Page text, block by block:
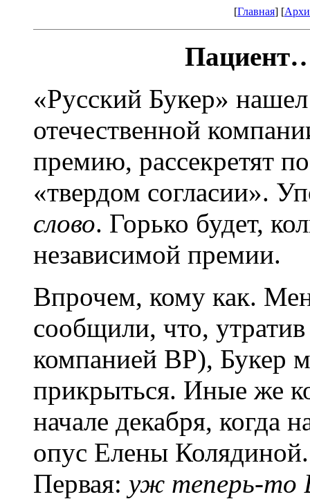
[Главная] [
«Русский Букер»
отечественной
премию, рассекретят
«твердом согласии».
слово. Горько будет,
независимой премии.
Впрочем, кому как.
сообщили, что,
компанией BP), Букер
прикрыться. Иные же
начале декабря, когда
опус Елены
Первая: уж теперь-то